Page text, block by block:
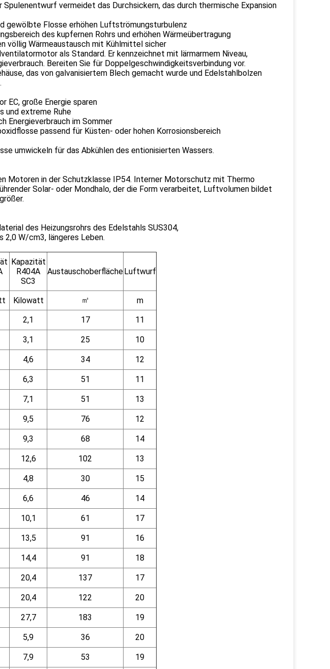
Spulenentwurf vermeidet das Durchsickern, das durch thermische Expansion
gewölbte Flosse erhöhen Luftströmungsturbulenz
des kupfernen Rohrs und erhöhen Wärmeübertragung
völlig Wärmeaustausch mit Kühlmittel sicher
als Standard. Er kennzeichnet mit lärmarmem Niveau,
Bereiten Sie für Doppelgeschwindigkeitsverbindung vor.
das von galvanisiertem Blech gemacht wurde und Edelstahlbolzen
EC, große Energie sparen
und extreme Ruhe
Energieverbrauch im Sommer
passend für Küsten- oder hohen Korrosionsbereich
umwickeln für das Abkühlen des entionisierten Wassers.
Motoren in der Schutzklasse IP54. Interner Motorschutz mit Thermo
Solar- oder Mondhalo, der die Form verarbeitet, Luftvolumen bildet
des Heizungsrohrs des Edelstahls SUS304,
2,0 W/cm3, längeres Leben.
Kapazität
R404A
SC3
AustauschoberflächeLuftwurf
Kilowatt ㎡
m
2,1 17
11
3,1 25
10
4,6 34
12
6,3 51
11
7,1 51
13
9,5 76
12
9,3 68
14
12,6 102
13
4,8 30
15
6,6 46
14
10,1 61
17
13,5 91
16
14,4 91
18
20,4 137
17
20,4 122
20
27,7 183
19
5,9 36
20
7,9 53
19